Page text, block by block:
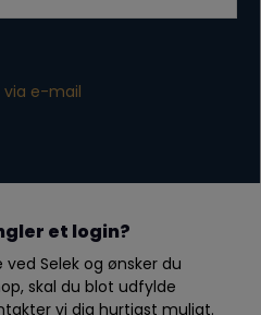
via e-mail
et login?
ved Selek og ønsker du
skal du blot udfylde
vi dig hurtigst muligt.